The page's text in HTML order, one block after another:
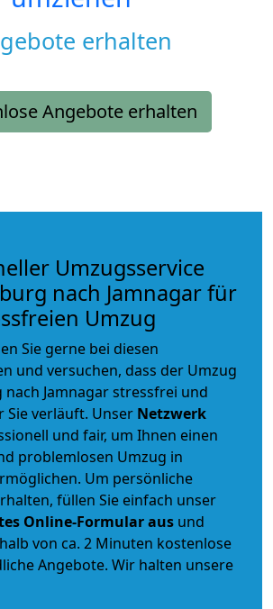
erhalten
Angebote erhalten
Umzugsservice
nach Jamnagar für
Umzug
Sie gerne bei diesen
und versuchen, dass der Umzug
Jamnagar stressfrei und
verläuft. Unser Netzwerk
und fair, um Ihnen einen
problemlosen Umzug in
Um persönliche
füllen Sie einfach unser
Online-Formular aus und
von ca. 2 Minuten kostenlose
Angebote. Wir halten unsere